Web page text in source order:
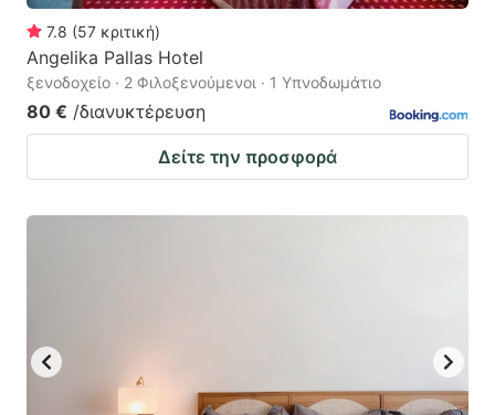
7.8 (57 κριτική)
Angelika Pallas Hotel
ξενοδοχείο · 2 Φιλοξενούμενοι · 1 Υπνοδωμάτιο
80 € /διανυκτέρευση
Δείτε την προσφορά